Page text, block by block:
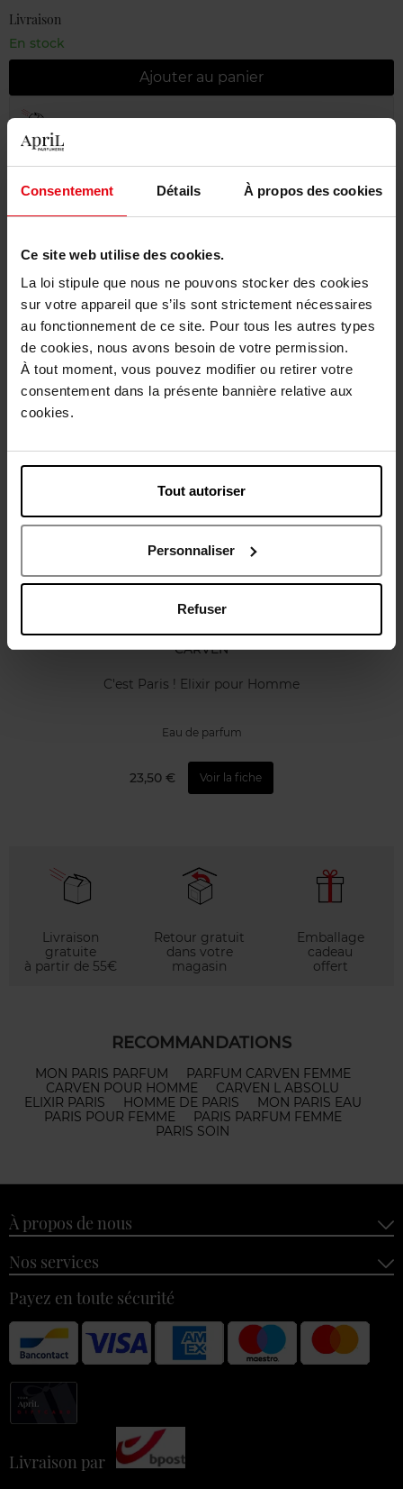
Consentement Détails À propos des cookies
Ce site web utilise des cookies.
La loi stipule que nous ne pouvons stocker des cookies
sur votre appareil que s’ils sont strictement nécessaires
au fonctionnement de ce site. Pour tous les autres types
de cookies, nous avons besoin de votre permission.
À tout moment, vous pouvez modifier ou retirer votre
consentement dans la présente bannière relative aux
cookies.
Tout autoriser
Personnaliser
Refuser
Livraison
En stock
Ajouter au panier
Livraison gratuite à partir de 55€
Emballage cadeau offert
Description
Caractéristiques
Avis client
CARVEN
C'est Paris ! Elixir pour Homme
Eau de parfum
23,50 € Voir la fiche
Livraison
gratuite
à partir de 55€
Retour gratuit
dans votre
magasin
Emballage
cadeau
offert
RECOMMANDATIONS
MON PARIS PARFUM
PARFUM CARVEN FEMME
CARVEN POUR HOMME
CARVEN L ABSOLU
ELIXIR PARIS
HOMME DE PARIS
MON PARIS EAU
PARIS POUR FEMME
PARIS PARFUM FEMME
PARIS SOIN
À propos de nous
Nos services
Payez en toute sécurité
Livraison par